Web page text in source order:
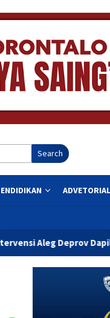
Search
ADVETORIAL
Dapil Kota